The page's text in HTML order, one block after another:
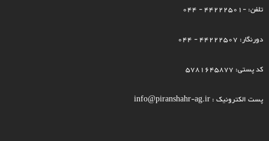
تلفن: -44222501 - 044
دورنگار: 44222507 - 044
کد پستی: 5781645877
پست الکترونیک : info@piranshahr-ag.ir